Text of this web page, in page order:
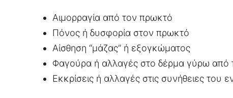
Αιμορραγία από τον πρωκτό
Πόνος ή δυσφορία στον πρωκτό
Αίσθηση “μάζας” ή εξογκώματος
Φαγούρα ή αλλαγές στο δέρμα γύρω από
Εκκρίσεις ή αλλαγές στις συνήθειες του